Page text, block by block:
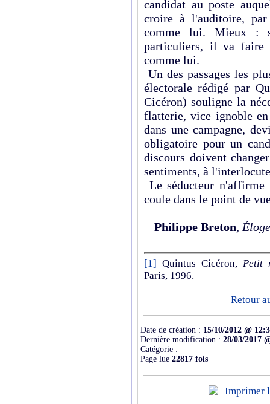
candidat au poste
croire à l'auditoire, par
comme lui. Mieux :
particuliers, il va faire
comme lui.
Un des passages les
électorale rédigé par
Cicéron) souligne la
flatterie, vice ignoble
dans une campagne,
obligatoire pour un
discours doivent
sentiments, à
Le séducteur
coule dans le point de
Philippe Breton,
[1] Quintus Cicéron, Petit
Paris, 1996.
Retour
Date de création : 15/10/2012 @
Dernière modification : 28/03/2017
Catégorie :
Page lue 22817 fois